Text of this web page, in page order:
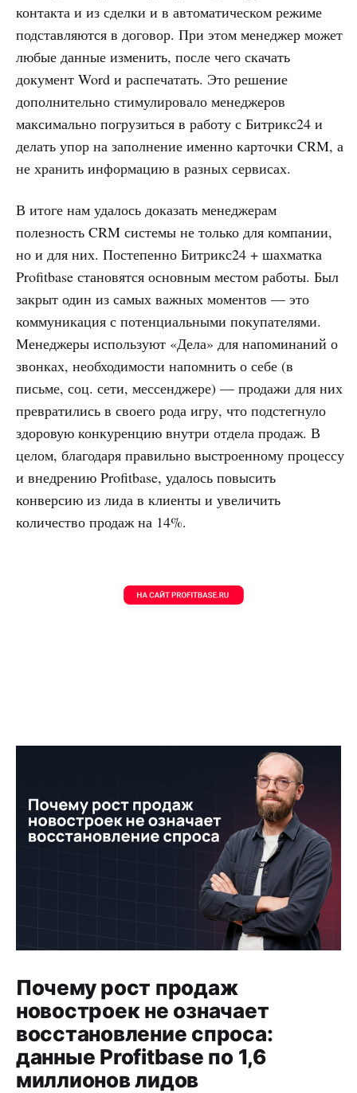
контакта и из сделки и в автоматическом режиме
подставляются в договор. При этом менеджер может
любые данные изменить, после чего скачать
документ Word и распечатать. Это решение
дополнительно стимулировало менеджеров
максимально погрузиться в работу с Битрикс24 и
делать упор на заполнение именно карточки CRM, а
не хранить информацию в разных сервисах.
В итоге нам удалось доказать менеджерам
полезность CRM системы не только для компании,
но и для них. Постепенно Битрикс24 + шахматка
Profitbase становятся основным местом работы. Был
закрыт один из самых важных моментов — это
коммуникация с потенциальными покупателями.
Менеджеры используют «Дела» для напоминаний о
звонках, необходимости напомнить о себе (в
письме, соц. сети, мессенджере) — продажи для них
превратились в своего рода игру, что подстегнуло
здоровую конкуренцию внутри отдела продаж. В
целом, благодаря правильно выстроенному процессу
и внедрению Profitbase, удалось повысить
конверсию из лида в клиенты и увеличить
количество продаж на 14%.
Почему рост продаж
новостроек не означает
восстановление спроса:
данные Profitbase по 1,6
миллионов лидов